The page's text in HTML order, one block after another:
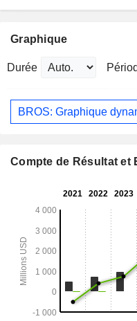
Graphique
Durée
BROS: Graphique
Compte de Résultat et